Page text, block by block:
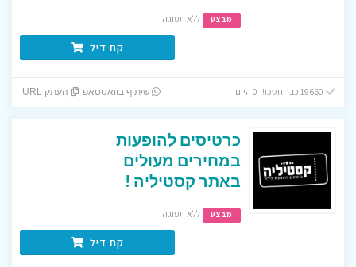
מבצע ללא תפוגה
קח דיל
שיתוף בוואטסאפ העתק URL
כרטיסים להופעות
במחירים מעולים
באתר קסטיליה !
מבצע ללא תפוגה
קח דיל